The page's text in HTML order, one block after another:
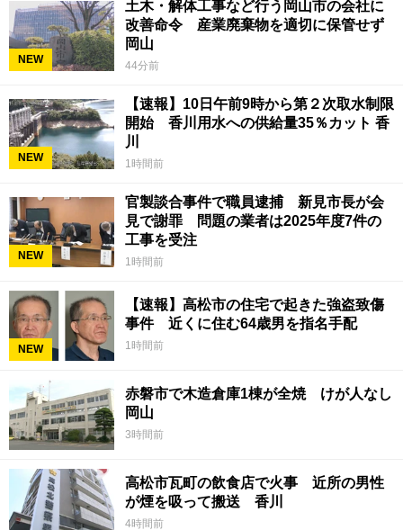
NEW
土木・解体工事など行う岡山市の会社に
改善命令 産業廃棄物を適切に保管せず
岡山
44分前
NEW
【速報】10日午前9時から第２次取水制限
開始 香川用水への供給量35％カット 香
川
1時間前
NEW
官製談合事件で職員逮捕 新見市長が会
見で謝罪 問題の業者は2025年度7件の
工事を受注
1時間前
NEW
【速報】高松市の住宅で起きた強盗致傷
事件 近くに住む64歳男を指名手配
1時間前
赤磐市で木造倉庫1棟が全焼 けが人なし
岡山
3時間前
高松市瓦町の飲食店で火事 近所の男性
が煙を吸って搬送 香川
4時間前